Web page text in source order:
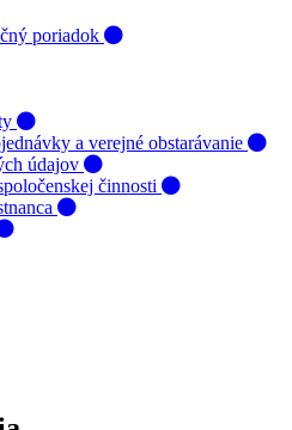
poriadok
a verejné obstarávanie
údajov
činnosti